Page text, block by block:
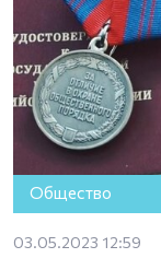
Общество
03.05.2023 12:59